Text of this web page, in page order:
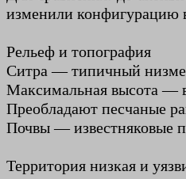
изменили конфигурацию
Рельеф и топография
Ситра — типичный
Максимальная высота —
Преобладают песчаные
Почвы — известняковые
Территория низкая и